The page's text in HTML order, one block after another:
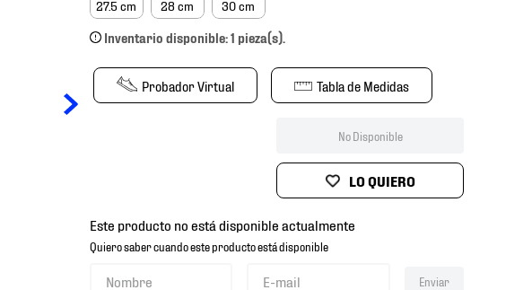
27.5 cm 28 cm 30 cm
Inventario disponible: 1 pieza(s).
Probador Virtual Tabla de Medidas
No Disponible
Este producto no está disponible actualmente
Quiero saber cuando este producto está disponible
Enviar